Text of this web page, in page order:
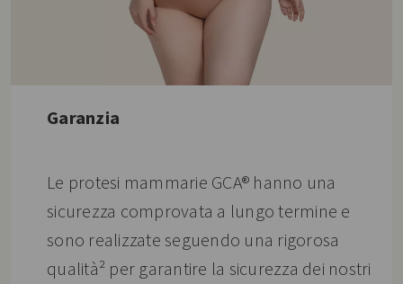
Garanzia
Le protesi mammarie GCA® hanno una
sicurezza comprovata a lungo termine e
sono realizzate seguendo una rigorosa
qualità² per garantire la sicurezza dei nostri